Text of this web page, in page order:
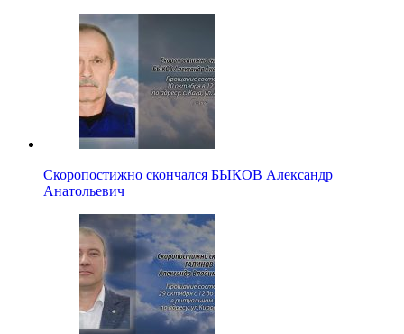
Скоропостижно скончался БЫКОВ Александр
Анатольевич